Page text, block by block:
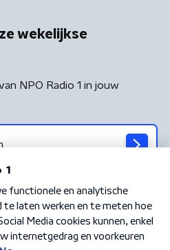
wekelijkse
NPO Radio 1 in jouw